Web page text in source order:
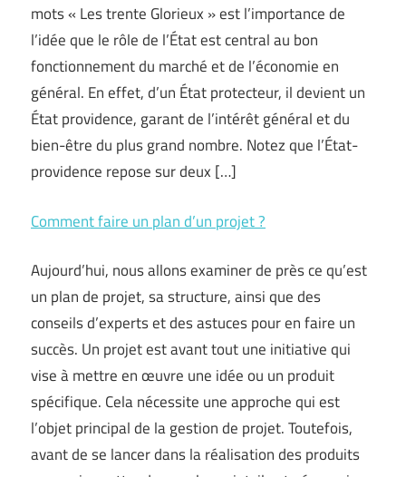
mots « Les trente Glorieux » est l’importance de
l’idée que le rôle de l’État est central au bon
fonctionnement du marché et de l’économie en
général. En effet, d’un État protecteur, il devient un
État providence, garant de l’intérêt général et du
bien-être du plus grand nombre. Notez que l’État-
providence repose sur deux […]
Comment faire un plan d’un projet ?
Aujourd’hui, nous allons examiner de près ce qu’est
un plan de projet, sa structure, ainsi que des
conseils d’experts et des astuces pour en faire un
succès. Un projet est avant tout une initiative qui
vise à mettre en œuvre une idée ou un produit
spécifique. Cela nécessite une approche qui est
l’objet principal de la gestion de projet. Toutefois,
avant de se lancer dans la réalisation des produits